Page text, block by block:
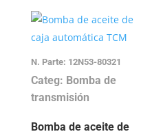
N. Parte: 12N53-80321
Categ: Bomba de
transmisión
Bomba de aceite de